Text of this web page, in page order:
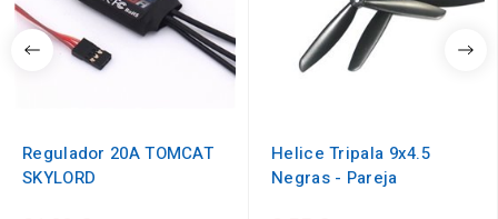
Regulador 20A TOMCAT
SKYLORD
Helice Tripala 9x4.5
Negras - Pareja